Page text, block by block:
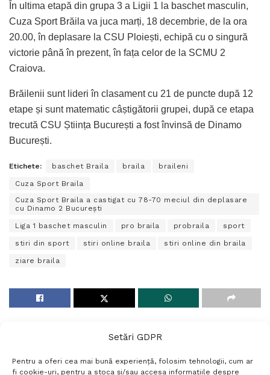
Setări GDPR
Pentru a oferi cea mai bună experiență, folosim tehnologii, cum ar
fi cookie-uri, pentru a stoca și/sau accesa informațiile despre
În ultima etapă din grupa 3 a Ligii 1 la baschet masculin,
Cuza Sport Brăila va juca marți, 18 decembrie, de la ora
20.00, în deplasare la CSU Ploiești, echipă cu o singură
victorie până în prezent, în fața celor de la SCMU 2
Craiova.
Brăilenii sunt lideri în clasament cu 21 de puncte după 12
etape și sunt matematic câștigătorii grupei, după ce etapa
trecută CSU Știința București a fost învinsă de Dinamo
București.
Etichete: baschet Braila braila braileni
Cuza Sport Braila
Cuza Sport Braila a castigat cu 78-70 meciul din deplasare
cu Dinamo 2 București
Liga 1 baschet masculin pro braila probraila sport
stiri din sport stiri online braila stiri online din braila
ziare braila